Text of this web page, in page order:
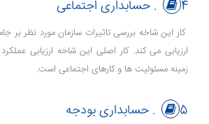
4. حسابداری اجتماعی
کار این شاخه بررسی تاثیرات سازمان مورد نظر بر
ارزیابی می کند. کار اصلی این شاخه ارزیابی
زمینه مسئولیت ها و کارهای اجتماعی است.
5. حسابداری بودجه